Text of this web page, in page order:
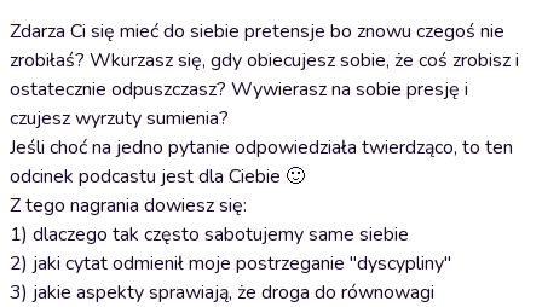
Zdarza Ci się mieć do siebie pretensje bo znowu czegoś nie
zrobiłaś? Wkurzasz się, gdy obiecujesz sobie, że coś zrobisz i
ostatecznie odpuszczasz? Wywierasz na sobie presję i
czujesz wyrzuty sumienia?
Jeśli choć na jedno pytanie odpowiedziała twierdząco, to ten
odcinek podcastu jest dla Ciebie 🙂
Z tego nagrania dowiesz się:
1) dlaczego tak często sabotujemy same siebie
2) jaki cytat odmienił moje postrzeganie "dyscypliny"
3) jakie aspekty sprawiają, że droga do równowagi